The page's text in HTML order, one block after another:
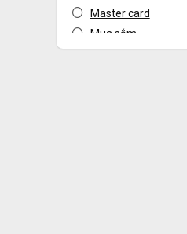
Master card
Mua sắm